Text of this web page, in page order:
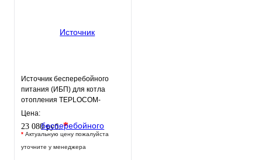
Источник бесперебойного
питания (ИБП) для котла
отопления TEPLOCOM-
250+26
Цена:
23 080 руб.*
* Актуальную цену пожалуйста
уточните у менеджера